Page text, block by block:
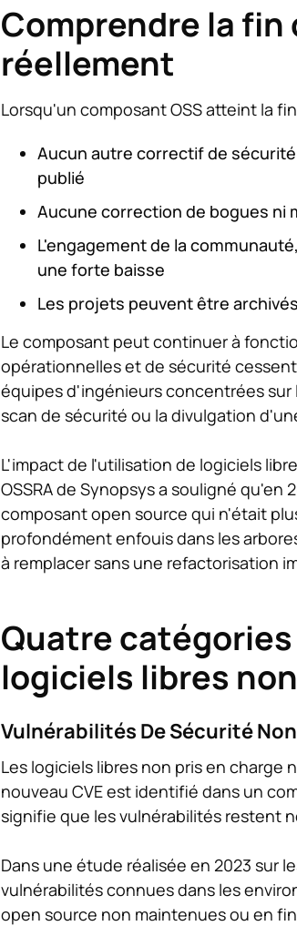
Comprendre la fin
réellement
Lorsqu'un composant OSS atteint la
Aucun autre correctif de
publié
Aucune correction de bogues ni
L'engagement de la
une forte baisse
Les projets peuvent être
Le composant peut continuer à
opérationnelles et de sécurité
équipes d'ingénieurs concentrées
scan de sécurité ou la divulgation
L'impact de l'utilisation de logiciels
OSSRA de Synopsys a souligné
composant open source qui n'était
profondément enfouis dans les
à remplacer sans une refactorisation
Quatre
logiciels libres
Vulnérabilités De Sécurité
Les logiciels libres non pris en charge
nouveau CVE est identifié dans un
signifie que les vulnérabilités restent
Dans une étude réalisée en 2023 sur
vulnérabilités connues dans les
open source non maintenues ou en